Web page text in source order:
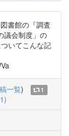
書館の『調査
議会制度」の
いてこんな記
一覧)
1